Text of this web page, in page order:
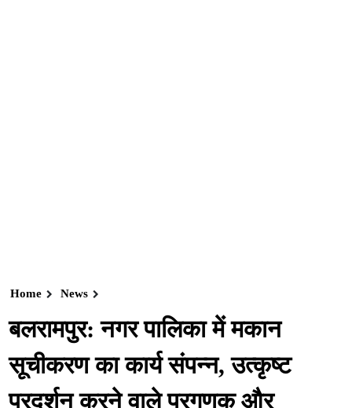
Home News
बलरामपुर: नगर पालिका में मकान
सूचीकरण का कार्य संपन्न, उत्कृष्ट
प्रदर्शन करने वाले प्रगणक और